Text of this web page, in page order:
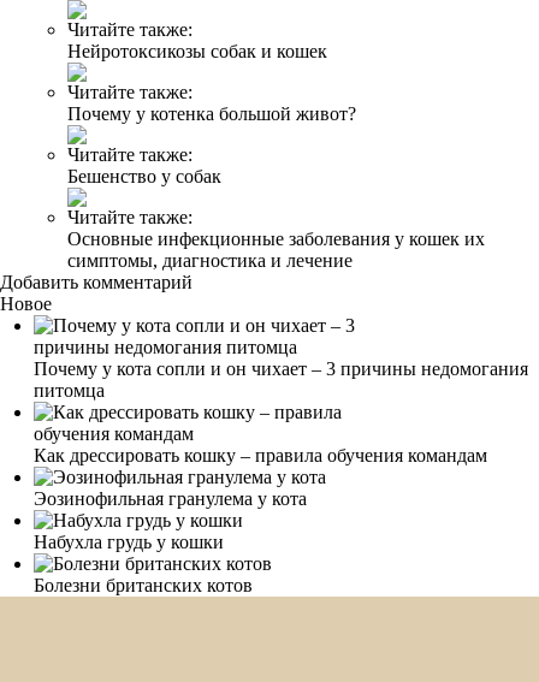
Читайте также:
Нейротоксикозы собак и кошек
Читайте также:
Почему у котенка большой живот?
Читайте также:
Бешенство у собак
Читайте также:
Основные инфекционные заболевания у кошек их
симптомы, диагностика и лечение
Добавить комментарий
Новое
Почему у кота сопли и он чихает – 3 причины недомогания
питомца
Как дрессировать кошку – правила обучения командам
Эозинофильная гранулема у кота
Набухла грудь у кошки
Болезни британских котов